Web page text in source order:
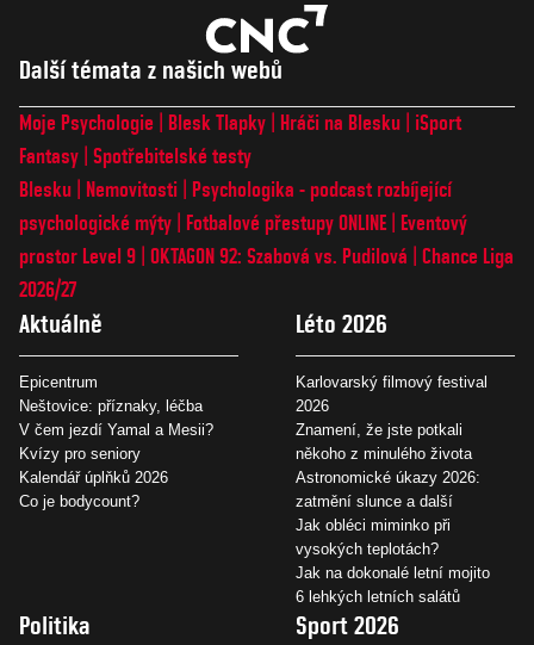
Další témata z našich webů
Moje Psychologie Blesk Tlapky Hráči na Blesku
iSport
Fantasy Spotřebitelské testy
Blesku
Nemovitosti
Psychologika - podcast rozbíjející
psychologické mýty
Fotbalové přestupy ONLINE
Eventový
prostor Level 9 OKTAGON 92: Szabová vs. Pudilová
Chance Liga
2026/27
Aktuálně
Epicentrum
Neštovice: příznaky, léčba
V čem jezdí Yamal a Mesii?
Kvízy pro seniory
Kalendář úplňků 2026
Co je bodycount?
Léto 2026
Karlovarský filmový festival
2026
Znamení, že jste potkali
někoho z minulého života
Astronomické úkazy 2026:
zatmění slunce a další
Jak obléci miminko při
vysokých teplotách?
Jak na dokonalé letní mojito
6 lehkých letních salátů
Politika Sport 2026